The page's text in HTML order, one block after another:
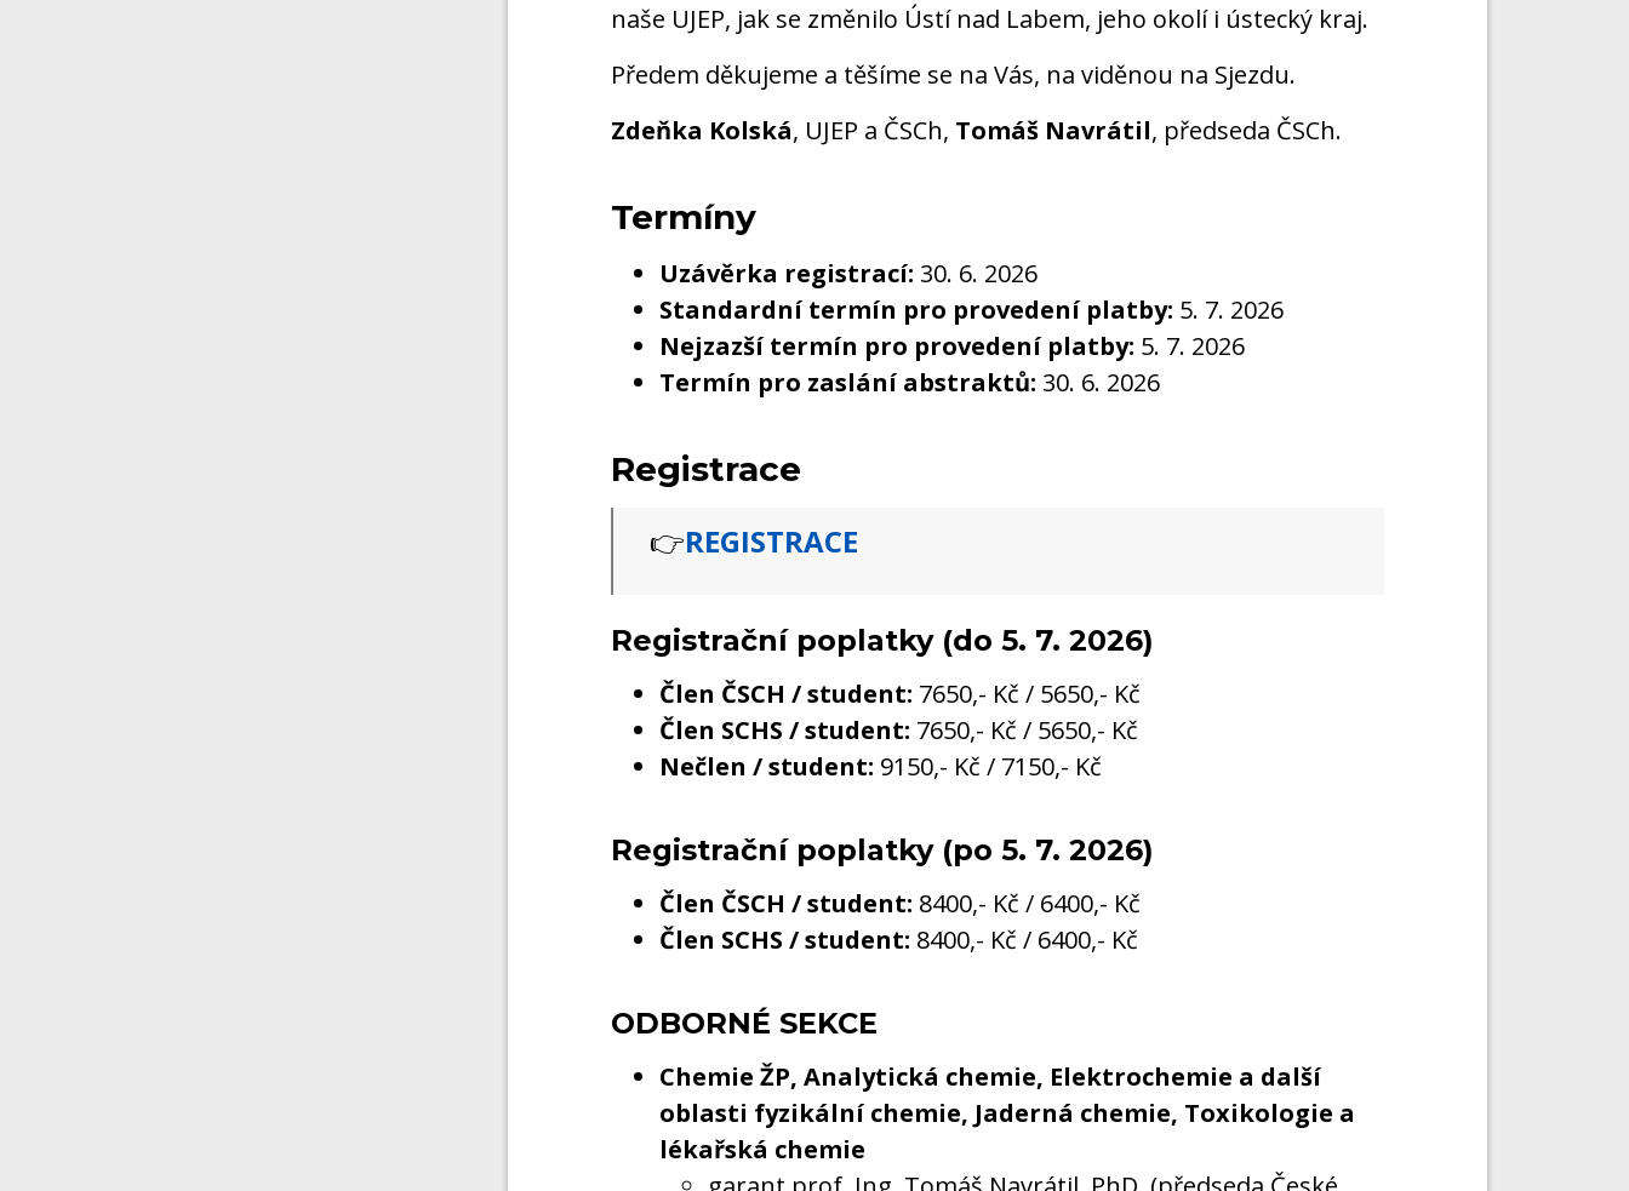
naše UJEP, jak se změnilo Ústí nad Labem, jeho okolí i ústecký kraj.
Předem děkujeme a těšíme se na Vás, na viděnou na Sjezdu.
Zdeňka Kolská, UJEP a ČSCh, Tomáš Navrátil, předseda ČSCh.
Termíny
Uzávěrka registrací: 30. 6. 2026
Standardní termín pro provedení platby: 5. 7. 2026
Nejzazší termín pro provedení platby: 5. 7. 2026
Termín pro zaslání abstraktů: 30. 6. 2026
Registrace
👉REGISTRACE
Registrační poplatky (do 5. 7. 2026)
Člen ČSCH / student: 7650,- Kč / 5650,- Kč
Člen SCHS / student: 7650,- Kč / 5650,- Kč
Nečlen / student: 9150,- Kč / 7150,- Kč
Registrační poplatky (po 5. 7. 2026)
Člen ČSCH / student: 8400,- Kč / 6400,- Kč
Člen SCHS / student: 8400,- Kč / 6400,- Kč
ODBORNÉ SEKCE
Chemie ŽP, Analytická chemie, Elektrochemie a další
oblasti fyzikální chemie, Jaderná chemie, Toxikologie a
lékařská chemie